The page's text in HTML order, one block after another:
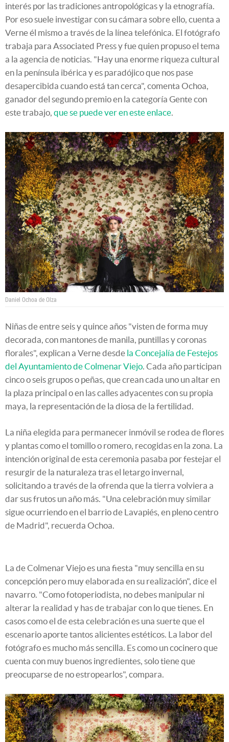
interés por las tradiciones antropológicas y la etnografía.
Por eso suele investigar con su cámara sobre ello, cuenta a
Verne él mismo a través de la línea telefónica. El fotógrafo
trabaja para Associated Press y fue quien propuso el tema
a la agencia de noticias. "Hay una enorme riqueza cultural
en la península ibérica y es paradójico que nos pase
desapercibida cuando está tan cerca", comenta Ochoa,
ganador del segundo premio en la categoría Gente con
este trabajo, que se puede ver en este enlace.
Daniel Ochoa de Olza
Niñas de entre seis y quince años "visten de forma muy
decorada, con mantones de manila, puntillas y coronas
florales", explican a Verne desde la Concejalía de Festejos
del Ayuntamiento de Colmenar Viejo. Cada año participan
cinco o seis grupos o peñas, que crean cada uno un altar en
la plaza principal o en las calles adyacentes con su propia
maya, la representación de la diosa de la fertilidad.
La niña elegida para permanecer inmóvil se rodea de flores
y plantas como el tomillo o romero, recogidas en la zona. La
intención original de esta ceremonia pasaba por festejar el
resurgir de la naturaleza tras el letargo invernal,
solicitando a través de la ofrenda que la tierra volviera a
dar sus frutos un año más. "Una celebración muy similar
sigue ocurriendo en el barrio de Lavapiés, en pleno centro
de Madrid", recuerda Ochoa.
La de Colmenar Viejo es una fiesta "muy sencilla en su
concepción pero muy elaborada en su realización", dice el
navarro. "Como fotoperiodista, no debes manipular ni
alterar la realidad y has de trabajar con lo que tienes. En
casos como el de esta celebración es una suerte que el
escenario aporte tantos alicientes estéticos. La labor del
fotógrafo es mucho más sencilla. Es como un cocinero que
cuenta con muy buenos ingredientes, solo tiene que
preocuparse de no estropearlos", compara.